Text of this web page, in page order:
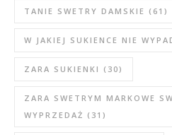
TANIE SWETRY DAMSKIE (61)
W JAKIEJ SUKIENCE NIE
ZARA SUKIENKI (30)
ZARA SWETRYM MARKOWE
WYPRZEDAŻ (31)